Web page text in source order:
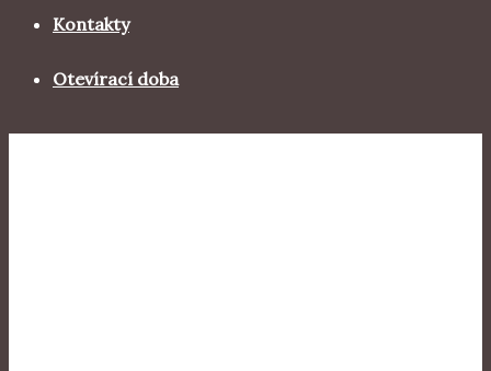
Kontakty
Otevírací doba